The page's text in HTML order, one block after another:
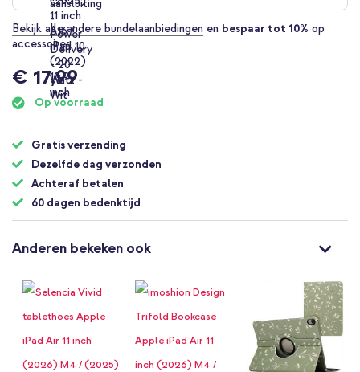
Bekijk alle andere bundelaanbiedingen en bespaar tot 10% op
accessoires
€ 17,99
Op voorraad
Gratis verzending
Dezelfde dag verzonden
Achteraf betalen
60 dagen bedenktijd
Anderen bekeken ook